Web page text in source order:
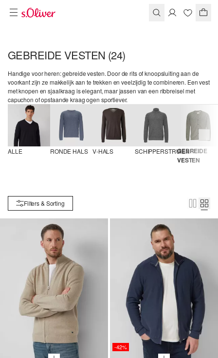
GEBREIDE VESTEN (24)
Handige voor heren: gebreide vesten. Door de rits of knoopsluiting aan de
voorkant zijn ze makkelijk aan te trekken en veelzijdig te combineren. Een vest
met knopen en sjaalkraag is elegant, maar jassen van een ribbreisel met
capuchon of opstaande kraag ogen sportiever.
ALLE RONDE HALS V-HALS SCHIPPERSTRUIENGEBREIDE
VESTEN
Filters & Sorting
-42%